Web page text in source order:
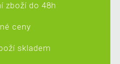
zboží do 48h
ceny
skladem